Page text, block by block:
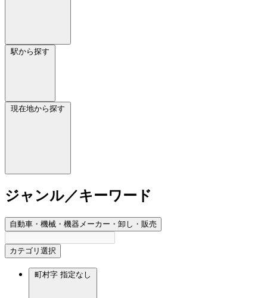
駅から探す
現在地から探す
ジャンル／キーワード
自動車・機械・機器メーカー・卸し・販売
カテゴリ選択
町村字 指定なし